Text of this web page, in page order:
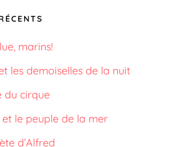
marins!
les demoiselles de la nuit
du cirque
le peuple de la mer
d’Alfred